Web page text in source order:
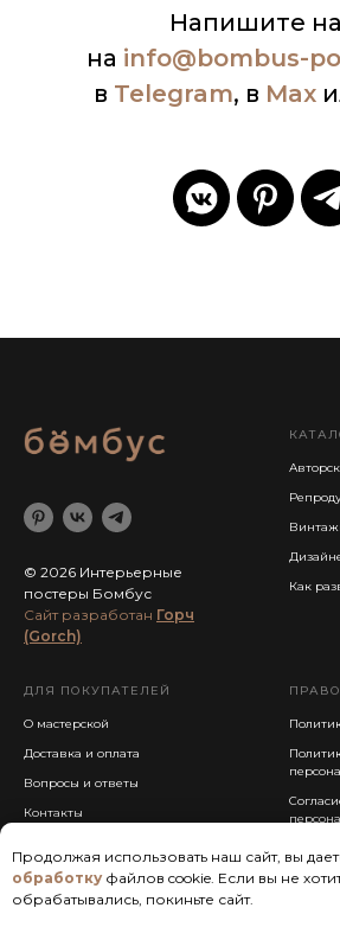
Продолжая использовать наш сайт, вы
обработкуфайлов cookie. Если вы не
обрабатывались, покиньте сайт.
Напишите
на info@bombus-
в Telegram, в Max
© 2026 Интерьерные
постеры Бомбус
Cайт разработан Горч
(Gorch)
Как
ДЛЯ ПОКУПАТЕЛЕЙ
О мастерской
Доставка и оплата
Вопросы и ответы
Контакты